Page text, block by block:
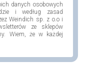
danych osobowych
i według zasad
Weindich sp. z o.o i
ze sklepów
Wiem, że w każdej